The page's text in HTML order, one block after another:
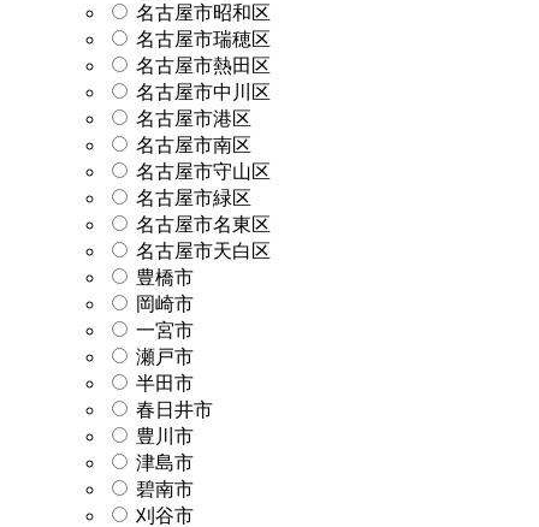
名古屋市昭和区
名古屋市瑞穂区
名古屋市熱田区
名古屋市中川区
名古屋市港区
名古屋市南区
名古屋市守山区
名古屋市緑区
名古屋市名東区
名古屋市天白区
豊橋市
岡崎市
一宮市
瀬戸市
半田市
春日井市
豊川市
津島市
碧南市
刈谷市